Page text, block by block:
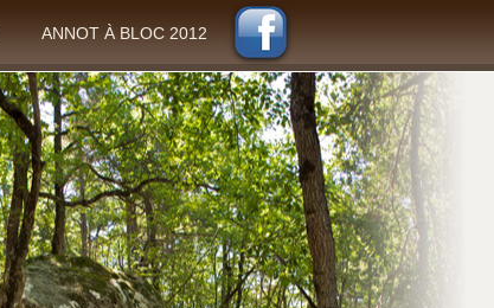
ANNOT À BLOC 2012